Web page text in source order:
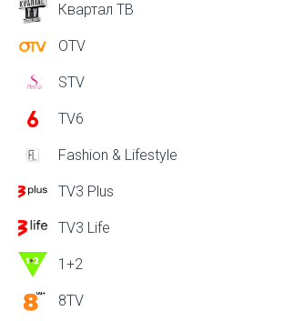
Квартал ТВ
OTV
STV
TV6
Fashion & Lifestyle
TV3 Plus
TV3 Life
1+2
8TV